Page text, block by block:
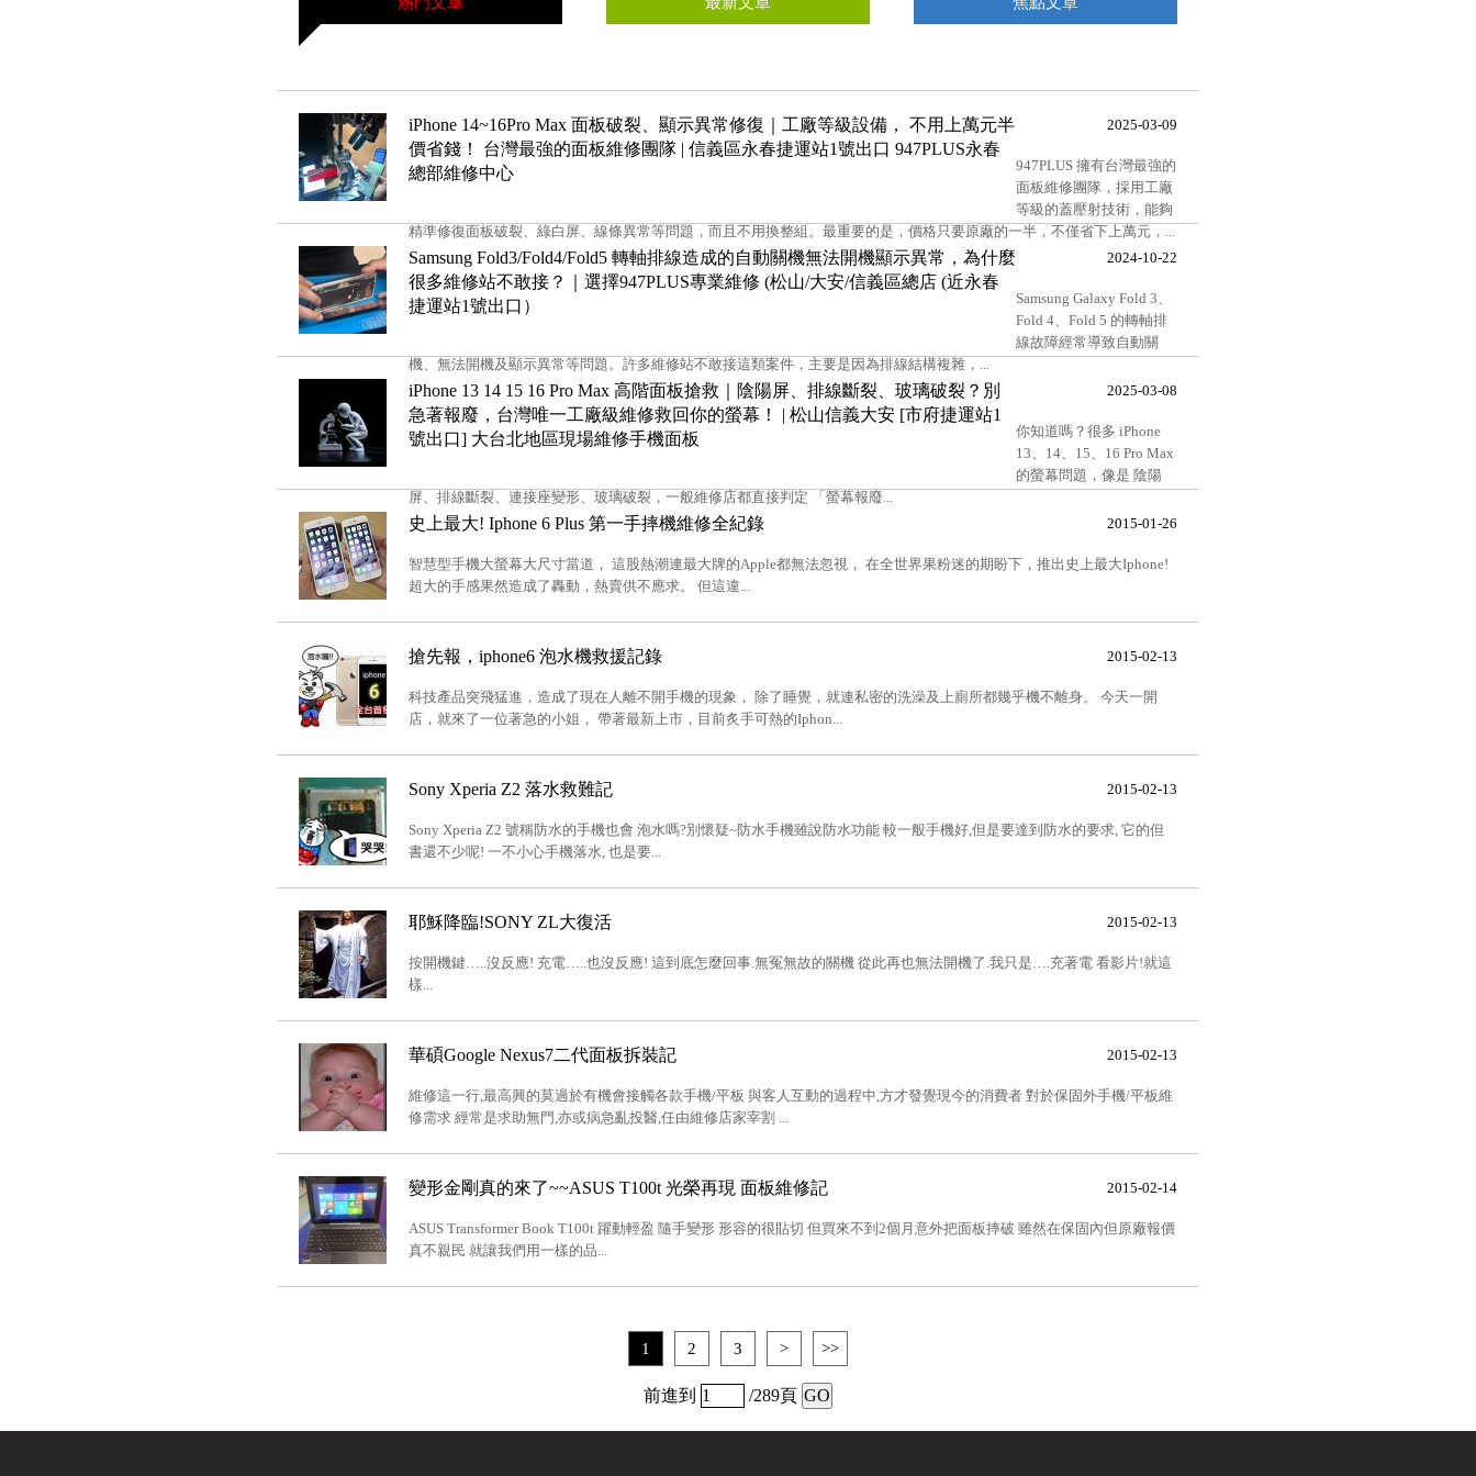
2025-03-09
iPhone 14~16Pro Max 面板破裂、顯示異常修復｜工廠等級設備， 不用上萬元半
價省錢！ 台灣最強的面板維修團隊 | 信義區永春捷運站1號出口 947PLUS永春
總部維修中心
947PLUS 擁有台灣最強的
面板維修團隊，採用工廠
等級的蓋壓射技術，能夠
精準修復面板破裂、綠白屏、線條異常等問題，而且不用換整組。最重要的是，價格只要原廠的一半，不僅省下上萬元，...
2024-10-22
Samsung Fold3/Fold4/Fold5 轉軸排線造成的自動關機無法開機顯示異常，為什麼
很多維修站不敢接？｜選擇947PLUS專業維修 (松山/大安/信義區總店 (近永春
捷運站1號出口）
Samsung Galaxy Fold 3、
Fold 4、Fold 5 的轉軸排
線故障經常導致自動關
機、無法開機及顯示異常等問題。許多維修站不敢接這類案件，主要是因為排線結構複雜，...
2025-03-08
iPhone 13 14 15 16 Pro Max 高階面板搶救｜陰陽屏、排線斷裂、玻璃破裂？別
急著報廢，台灣唯一工廠級維修救回你的螢幕！ | 松山信義大安 [市府捷運站1
號出口] 大台北地區現場維修手機面板
你知道嗎？很多 iPhone
13、14、15、16 Pro Max
的螢幕問題，像是 陰陽
屏、排線斷裂、連接座變形、玻璃破裂，一般維修店都直接判定 「螢幕報廢...
2015-01-26
史上最大! Iphone 6 Plus 第一手摔機維修全紀錄
智慧型手機大螢幕大尺寸當道， 這股熱潮連最大牌的Apple都無法忽視， 在全世界果粉迷的期盼下，推出史上最大Iphone!
超大的手感果然造成了轟動，熱賣供不應求。 但這違...
2015-02-13
搶先報，iphone6 泡水機救援記錄
科技產品突飛猛進，造成了現在人離不開手機的現象， 除了睡覺，就連私密的洗澡及上廁所都幾乎機不離身。 今天一開
店，就來了一位著急的小姐， 帶著最新上市，目前炙手可熱的Iphon...
2015-02-13
Sony Xperia Z2 落水救難記
Sony Xperia Z2 號稱防水的手機也會 泡水嗎?別懷疑~防水手機雖說防水功能 較一般手機好,但是要達到防水的要求, 它的但
書還不少呢! 一不小心手機落水, 也是要...
2015-02-13
耶穌降臨!SONY ZL大復活
按開機鍵…..沒反應! 充電…..也沒反應! 這到底怎麼回事.無冤無故的關機 從此再也無法開機了.我只是….充著電 看影片!就這
樣...
2015-02-13
華碩Google Nexus7二代面板拆裝記
維修這一行,最高興的莫過於有機會接觸各款手機/平板 與客人互動的過程中,方才發覺現今的消費者 對於保固外手機/平板維
修需求 經常是求助無門,亦或病急亂投醫,任由維修店家宰割 ...
2015-02-14
變形金剛真的來了~~ASUS T100t 光榮再現 面板維修記
ASUS Transformer Book T100t 躍動輕盈 隨手變形 形容的很貼切 但買來不到2個月意外把面板摔破 雖然在保固內但原廠報價
真不親民 就讓我們用一樣的品...
1 2 3 > >>
前進到 /289頁 GO